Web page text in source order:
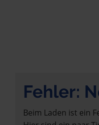
Fehler:
Beim Laden ist ein